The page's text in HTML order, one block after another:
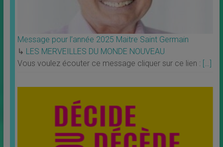
Message pour l’année 2025 Maitre Saint Germain
↳ LES MERVEILLES DU MONDE NOUVEAU
Vous voulez écouter ce message cliquer sur ce lien : […]